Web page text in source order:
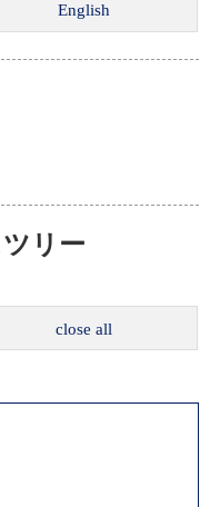
リー
close all